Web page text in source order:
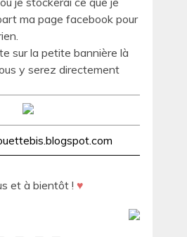
ma page facebook pour
sur la petite bannière là
y serez directement
et à bientôt ! ♥